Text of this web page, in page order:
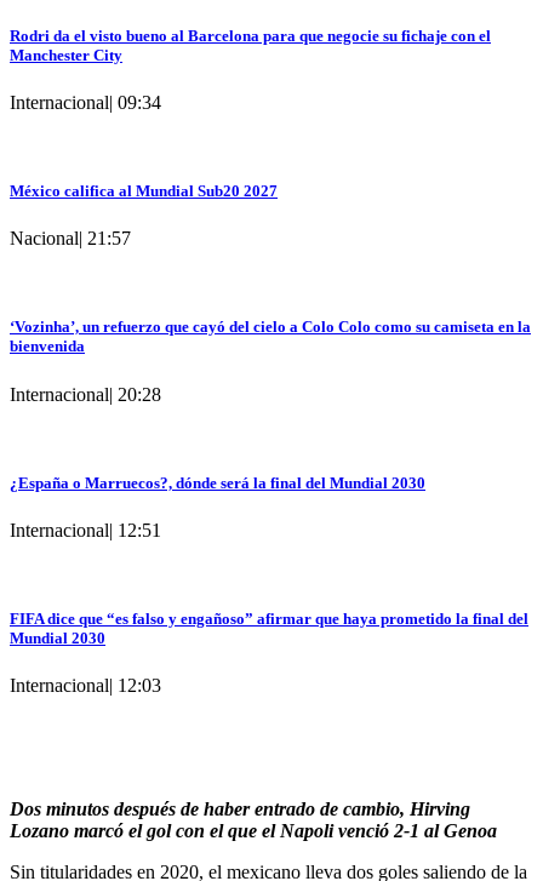
Rodri da el visto bueno al Barcelona para que negocie su fichaje con el
Manchester City
Internacional| 09:34
México califica al Mundial Sub20 2027
Nacional| 21:57
‘Vozinha’, un refuerzo que cayó del cielo a Colo Colo como su camiseta en la
bienvenida
Internacional| 20:28
¿España o Marruecos?, dónde será la final del Mundial 2030
Internacional| 12:51
FIFA dice que “es falso y engañoso” afirmar que haya prometido la final del
Mundial 2030
Internacional| 12:03
Dos minutos después de haber entrado de cambio, Hirving
Lozano marcó el gol con el que el Napoli venció 2-1 al Genoa
Sin titularidades en 2020, el mexicano lleva dos goles saliendo de la